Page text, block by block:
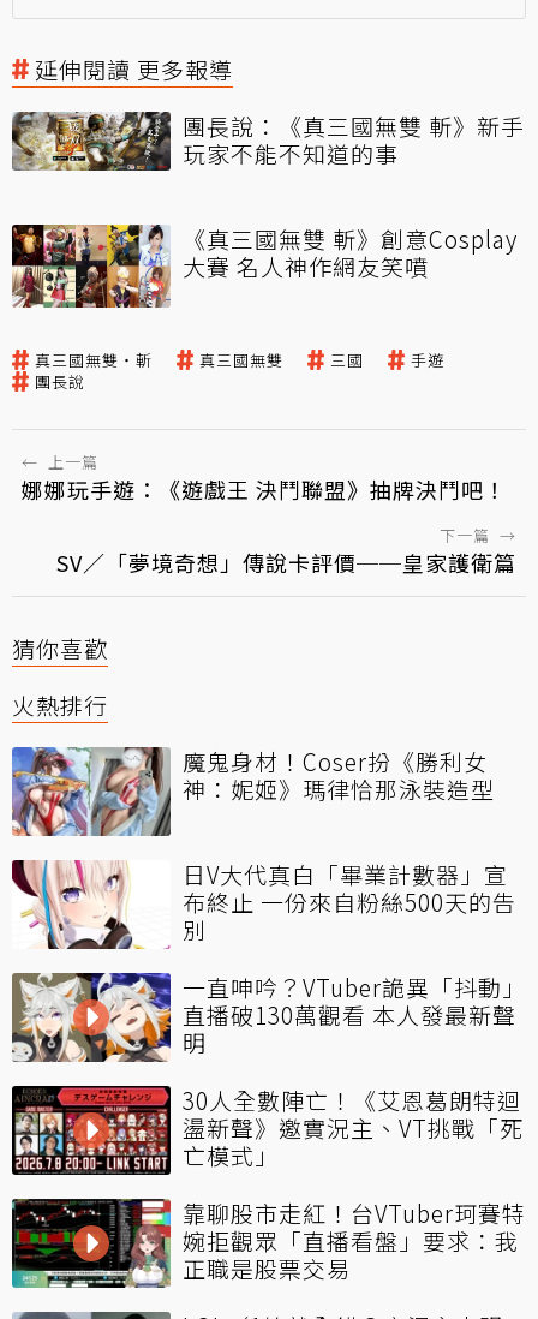
延伸閱讀 更多報導
團長說：《真三國無雙 斬》新手
玩家不能不知道的事
《真三國無雙 斬》創意Cosplay
大賽 名人神作網友笑噴
真三國無雙・斬 真三國無雙 三國
手遊
團長說
← 上一篇
娜娜玩手遊：《遊戲王 決鬥聯盟》抽牌決鬥吧！
下一篇 →
SV／「夢境奇想」傳說卡評價──皇家護衛篇
猜你喜歡
火熱排行
魔鬼身材！Coser扮《勝利女
神：妮姬》瑪律恰那泳裝造型
日V大代真白「畢業計數器」宣
布終止 一份來自粉絲500天的告
別
一直呻吟？VTuber詭異「抖動」
直播破130萬觀看 本人發最新聲
明
30人全數陣亡！《艾恩葛朗特迴
盪新聲》邀實況主、VT挑戰「死
亡模式」
靠聊股市走紅！台VTuber珂賽特
婉拒觀眾「直播看盤」要求：我
正職是股票交易